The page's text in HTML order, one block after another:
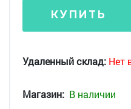
КУПИТЬ
Удаленный склад: Нет
Магазин: В наличии